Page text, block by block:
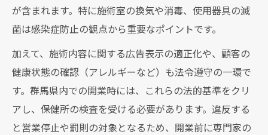
が含まれます。特に施術室の換気や消毒、使用器具の滅
菌は感染症防止の観点から重要なポイントです。
加えて、施術内容に関する広告表示の適正化や、顧客の
健康状態の確認（アレルギーなど）も法令遵守の一環で
す。群馬県内での開業時には、これらの法的基準をクリ
アし、保健所の検査を受ける必要があります。違反する
と営業停止や罰則の対象となるため、開業前に専門家の